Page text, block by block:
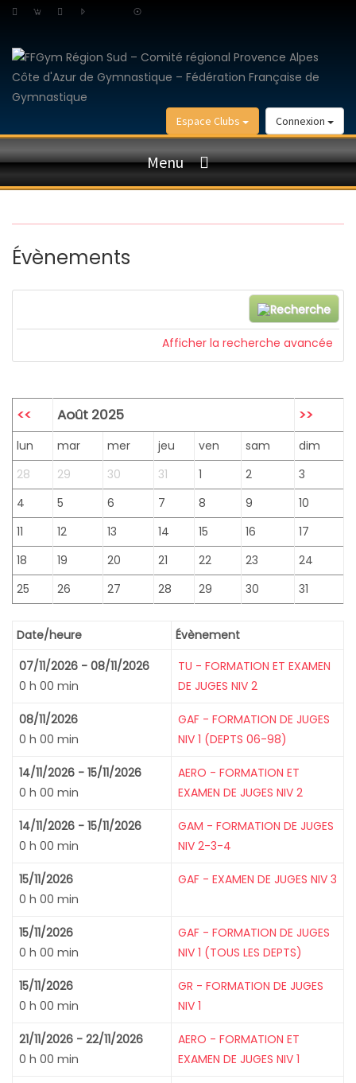
Connexion
Espace Clubs
Menu
Évènements
Afficher la recherche avancée
<< Août 2025 >>
lun mar mer jeu ven sam
dim
28
29 30 31 1 2
3
4
5 6 7 8 9
10
11
12 13 14 15 16
17
18
19 20 21 22 23
24
25
26 27 28 29 30 31
Date/heure
Évènement
07/11/2026 - 08/11/2026
0 h 00 min
TU - FORMATION ET EXAMEN
DE JUGES NIV 2
08/11/2026
0 h 00 min
GAF - FORMATION DE JUGES
NIV 1 (DEPTS 06-98)
14/11/2026 - 15/11/2026
0 h 00 min
AERO - FORMATION ET
EXAMEN DE JUGES NIV 2
14/11/2026 - 15/11/2026
0 h 00 min
GAM - FORMATION DE JUGES
NIV 2-3-4
15/11/2026
0 h 00 min
GAF - EXAMEN DE JUGES NIV 3
15/11/2026
0 h 00 min
GAF - FORMATION DE JUGES
NIV 1 (TOUS LES DEPTS)
15/11/2026
0 h 00 min
GR - FORMATION DE JUGES
NIV 1
21/11/2026 - 22/11/2026
0 h 00 min
AERO - FORMATION ET
EXAMEN DE JUGES NIV 1